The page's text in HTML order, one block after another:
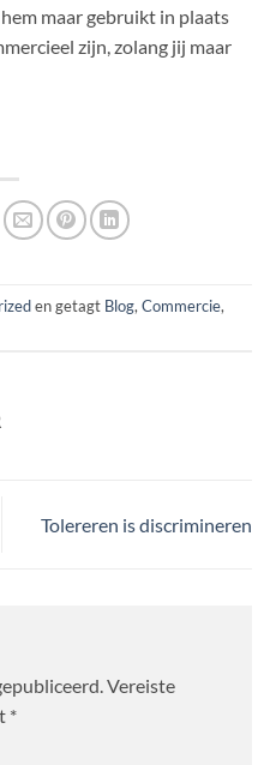
maar gebruikt in plaats
zijn, zolang jij maar
en getagt Blog, Commercie,
Tolereren is discrimineren
Vereiste
*